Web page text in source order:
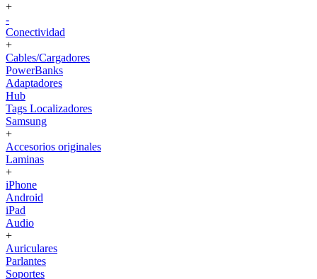
+
-
Conectividad
+
Cables/Cargadores
PowerBanks
Adaptadores
Hub
Tags Localizadores
Samsung
+
Accesorios originales
Laminas
+
iPhone
Android
iPad
Audio
+
Auriculares
Parlantes
Soportes